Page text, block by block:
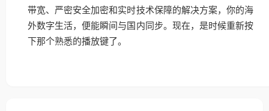
带宽、严密安全加密和实时技术保障的解决方案，你的海
外数字生活，便能瞬间与国内同步。现在，是时候重新按
下那个熟悉的播放键了。